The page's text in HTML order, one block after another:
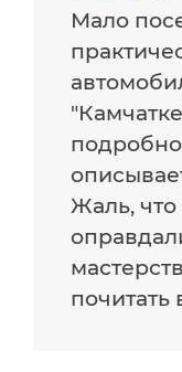
Мало
Жаль,
почитать